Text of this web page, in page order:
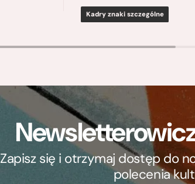
Kadry znaki szczególne
Zapisz się i otrzymaj dostęp do
polecenia